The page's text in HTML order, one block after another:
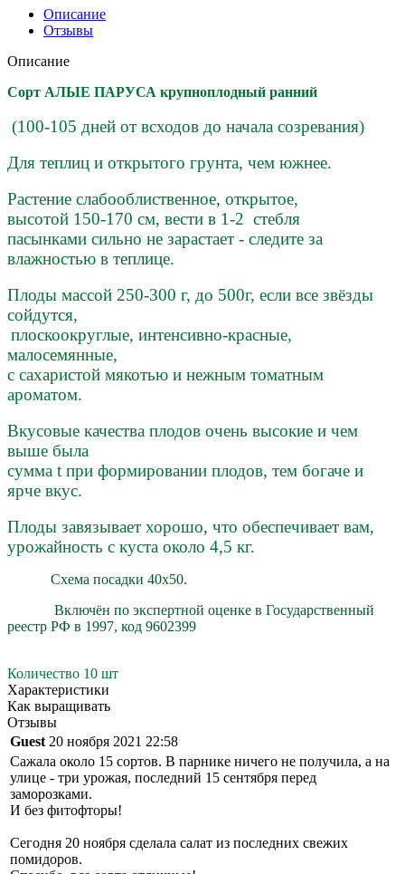
Описание
Отзывы
Описание
Сорт АЛЫЕ ПАРУСА крупноплодный ранний
(100-105 дней от всходов до начала созревания)
Для теплиц и открытого грунта, чем южнее.
Растение слабооблиственное, открытое,
высотой 150-170 см, вести в 1-2 стебля
пасынками сильно не зарастает - следите за
влажностью в теплице.
Плоды массой 250-300 г, до 500г, если все звёзды
сойдутся,
плоскоокруглые, интенсивно-красные,
малосемянные,
с сахаристой мякотью и нежным томатным
ароматом.
Вкусовые качества плодов очень высокие и чем
выше была
сумма t при формировании плодов, тем богаче и
ярче вкус.
Плоды завязывает хорошо, что обеспечивает вам,
урожайность с куста около 4,5 кг.
Схема посадки 40х50.
Включён по экспертной оценке в Государственный
реестр РФ в 1997, код 9602399
Количество 10 шт
Характеристики
Как выращивать
Отзывы
Guest 20 ноября 2021 22:58
Сажала около 15 сортов. В парнике ничего не получила, а на
улице - три урожая, последний 15 сентября перед
заморозками.
И без фитофторы!
Сегодня 20 ноября сделала салат из последних свежих
помидоров.